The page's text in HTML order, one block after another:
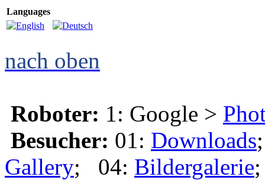
Languages
nach oben
Roboter: 1: Google >
Besucher: 01: Downloads
Gallery; 04: Bildergalerie